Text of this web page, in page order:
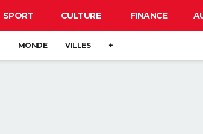
SPORT CULTURE FINANCE
MONDE VILLES +